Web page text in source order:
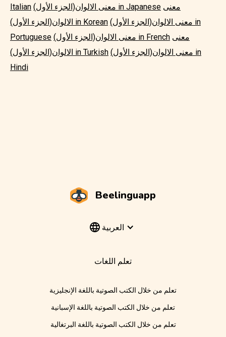
Italian
معنى الالوان(الجزء الأول) in Japanese معنى
الالوان(الجزء الأول) in Korean معنى الالوان(الجزء الأول) in
Portuguese
معنى الالوان(الجزء الأول) in French معنى
الالوان(الجزء الأول) in Turkish معنى الالوان(الجزء الأول) in
Hindi
Beelinguapp
العربية
تعلم اللغات
تعلم من خلال الكتب الصوتية باللغة الإنجليزية
تعلم من خلال الكتب الصوتية باللغة الإسبانية
تعلم من خلال الكتب الصوتية باللغة البرتغالية